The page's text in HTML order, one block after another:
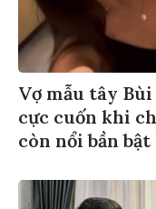
Vợ mẫu tây
cực cuốn khi
còn nổi bần